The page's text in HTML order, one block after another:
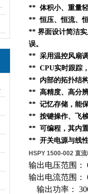
** 体积小、重量
** 恒压、恒流、
** 界面设计简洁
误。
** 采用温控风扇
** CPU实时跟踪
** 内部的拓扑结
** 高精度、高分
** 记忆存储，能
** 按键操作、飞
** 可编程，其内
** 开关电源与线
HSPY 1500-002 直
输出电压范围：
输出电流范围：
输出功率：